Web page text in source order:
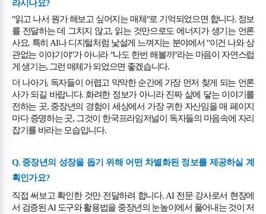
라시나요?
"읽고 나서 뭔가 해보고 싶어지는 매체 "로 기억되었으면 합니다. 정보
를 전달하는 데 그치지 않고, 읽는 것만으로도 에너지가 생기는 언론
사요. 특히 AI나 디지털처럼 낯설게 느껴지는 분야에서 "이건 나와 상
관없는 이야기야"가 아니라 "나도 한번 해볼까"라는 마음이 자연스럽
게 생기는, 그런 매체가 되었으면 좋겠습니다.
더 나아가, 독자들이 어렵고 막막한 순간에 가장 먼저 찾게 되는 언론
사가 되길 바랍니다. 화려한 정보가 아니라 진짜 삶에 닿는 이야기를
전하는 곳, 중장년의 경험이 세상에서 가장 귀한 자산임을 매 페이지
마다 증명하는 곳, 그것이 한국프라임저널이 독자들의 마음속에 자리
잡기를 바라는 모습입니다.
Q. 중장년의 성장을 돕기 위해 어떤 차별화된 정보를 제공하실 계
획인가요?
직접 써보고 확인한 것만 전달하려 합니다. AI 전문 강사로서 현장에
서 검증된 AI 도구와 활용법을 중장년의 눈높이에서 풀어내는 것이 저